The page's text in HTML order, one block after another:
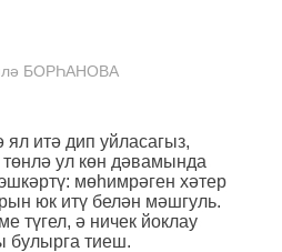
БОРҺАНОВА
итә дип уйласагыз,
ул көн дәвамында
мөһимрәген хәтер
юк итү белән мәшгуль.
түгел, ә ничек йоклау
тиеш.